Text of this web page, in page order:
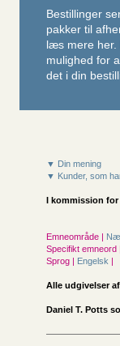
Bestillinger
pakker til
læs mere her.
mulighed for
det i din
▼ Din mening
▼ Kunder, som
I kommission for
Emneområde |
Specifikt emneord |
Sprog | Engelsk |
Alle udgivelser af
Daniel T. Potts